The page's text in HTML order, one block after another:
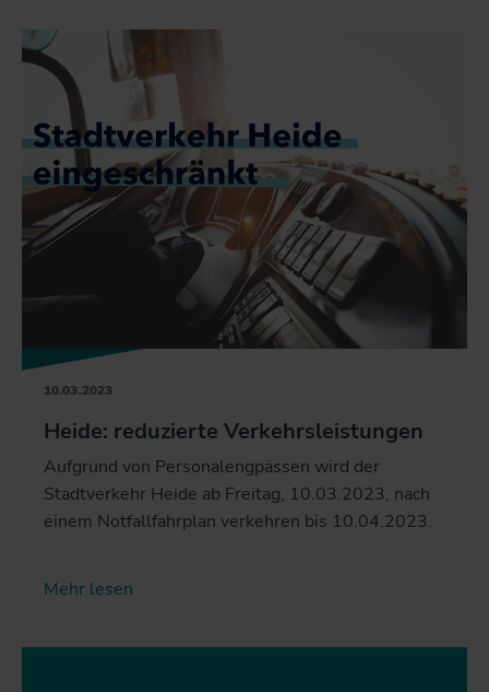
10.03.2023
Heide: reduzierte Verkehrsleistungen
Aufgrund von Personalengpässen wird der
Stadtverkehr Heide ab Freitag, 10.03.2023, nach
einem Notfallfahrplan verkehren bis 10.04.2023.
Mehr lesen